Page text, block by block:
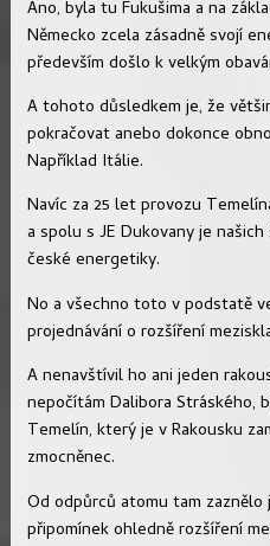
Ano, byla tu Fukušima a na
Německo zcela zásadně svojí
především došlo k velkým
A tohoto důsledkem je, že
pokračovat anebo dokonce
Například Itálie.
Navíc za 25 let provozu
a spolu s JE Dukovany je
české energetiky.
No a všechno toto v podstatě
projednávání o rozšíření
A nenavštívil ho ani jeden
nepočítám Dalibora Stráského,
Temelín, který je v Rakousku
zmocněnec.
Od odpůrců atomu tam
připomínek ohledně rozšíření